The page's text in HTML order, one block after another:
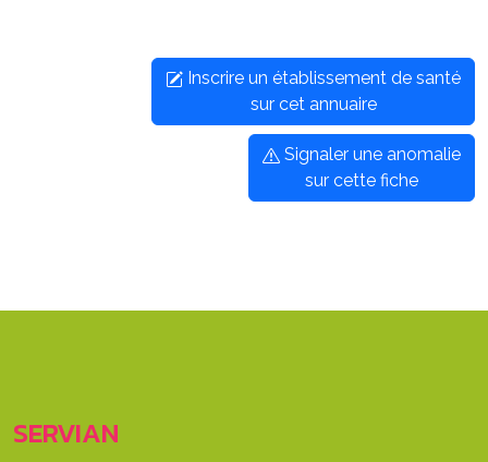
Inscrire un établissement de santé
sur cet annuaire
Signaler une anomalie
sur cette fiche
SERVIAN